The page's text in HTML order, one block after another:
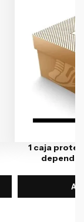
1 caja
depende